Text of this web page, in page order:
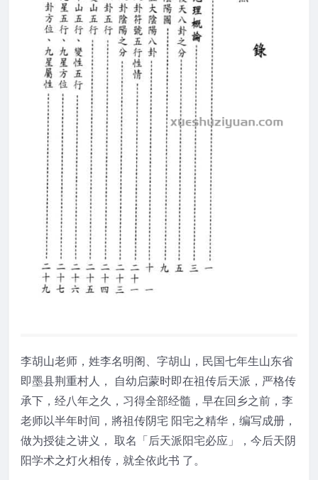
李胡山老师，姓李名明阁、字胡山，民国七年生山东省
即墨县荆重村人， 自幼启蒙时即在祖传后天派，严格传
承下，经八年之久，习得全部经髓，早在回乡之前，李
老师以半年时间，將祖传阴宅 阳宅之精华，编写成册，
做为授徒之讲义， 取名「后天派阳宅必应」，今后天阴
阳学术之灯火相传，就全依此书 了。